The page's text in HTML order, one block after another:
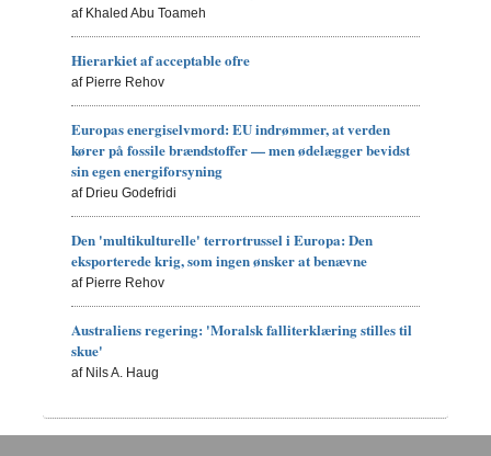
af Khaled Abu Toameh
Hierarkiet af acceptable ofre
af Pierre Rehov
Europas energiselvmord: EU indrømmer, at verden
kører på fossile brændstoffer — men ødelægger bevidst
sin egen energiforsyning
af Drieu Godefridi
Den 'multikulturelle' terrortrussel i Europa: Den
eksporterede krig, som ingen ønsker at benævne
af Pierre Rehov
Australiens regering: 'Moralsk falliterklæring stilles til
skue'
af Nils A. Haug